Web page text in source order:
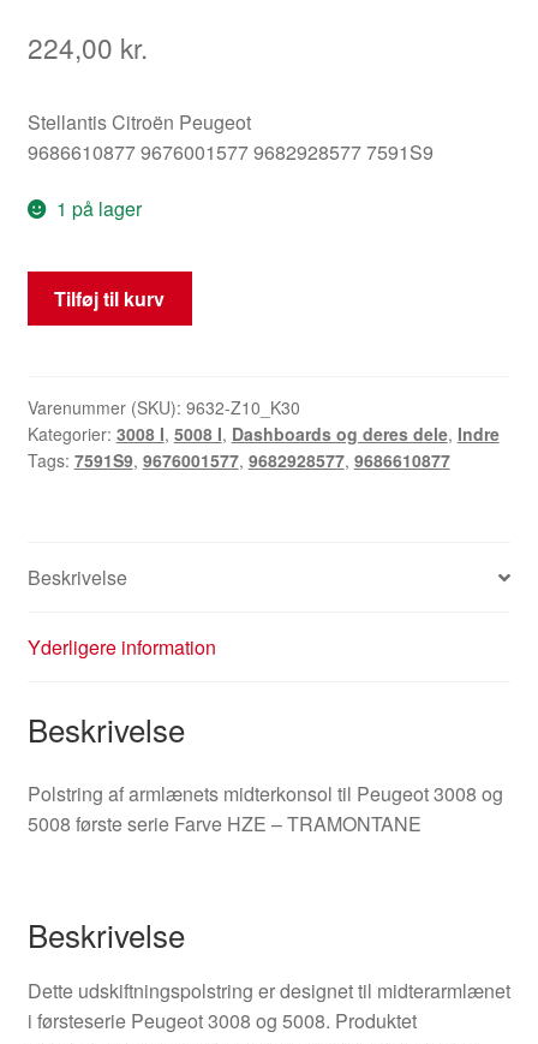
224,00 kr.
Stellantis Citroën Peugeot
9686610877 9676001577 9682928577 7591S9
1 på lager
Polstring
3008
5008
9686610877
Tilføj til kurv
Varenummer (SKU): 9632-Z10_K30
Kategorier: 3008 I, 5008 I, Dashboards og deres dele, Indre
Tags: 7591S9, 9676001577, 9682928577, 9686610877
Beskrivelse
Yderligere information
Beskrivelse
Polstring af armlænets midterkonsol til Peugeot 3008 og
5008 første serie Farve HZE – TRAMONTANE
Beskrivelse
Dette udskiftningspolstring er designet til midterarmlænet
i førsteserie Peugeot 3008 og 5008. Produktet